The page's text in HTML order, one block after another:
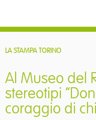
LA STAMPA TORINO
Al Museo del
stereotipi
coraggio di